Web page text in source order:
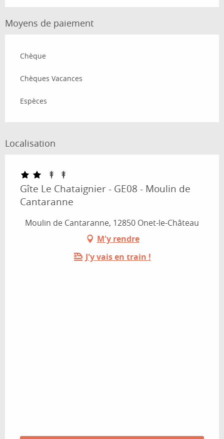
Moyens de paiement
Chèque
Chèques Vacances
Espèces
Localisation
Gîte Le Chataignier - GE08 - Moulin de
Cantaranne
Moulin de Cantaranne, 12850 Onet-le-Château
M'y rendre
J'y vais en train !